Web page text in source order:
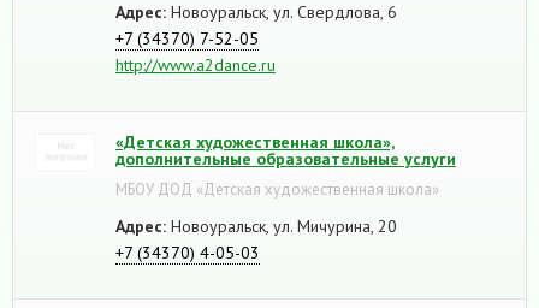
Адрес: Новоуральск, ул. Свердлова, 6
+7 (34370) 7-52-05
http://www.a2dance.ru
«Детская художественная школа»,
дополнительные образовательные услуги
МБОУ ДОД «Детская художественная школа»
Адрес: Новоуральск, ул. Мичурина, 20
+7 (34370) 4-05-03